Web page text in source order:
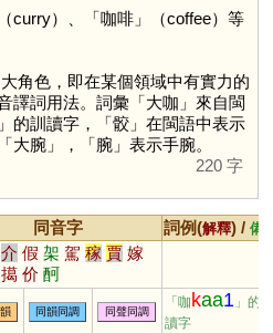
）、「咖啡」（coffee）等
色，即在某個領域中有實力的
譯詞用法。詞彙「大咖」來自閩
的訓讀字，「骹」在閩語中表示
大腕」，「腕」表示手腕。
220 字
同音字 詞例(解釋) / 備
介 假 架 駕 稼 賈 嫁
擖 价 酠
同韻同調 同聲同調
「咖 kaa1 」的
讀字